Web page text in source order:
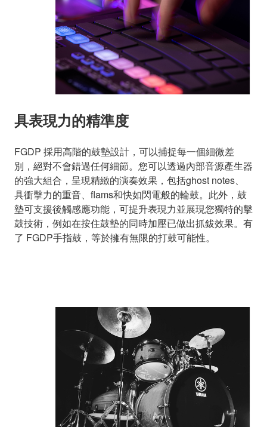
具表現力的精準度
FGDP 採用高階的鼓墊設計，可以捕捉每一個細微差
別，絕對不會錯過任何細節。您可以透過內部音源產生器
的強大組合，呈現精緻的演奏效果，包括ghost notes、
具衝擊力的重音、flams和快如閃電般的輪鼓。此外，鼓
墊可支援後觸感應功能，可提升表現力並展現您獨特的擊
鼓技術，例如在按住鼓墊的同時加壓已做出抓鈸效果。有
了 FGDP手指鼓，等於擁有無限的打鼓可能性。